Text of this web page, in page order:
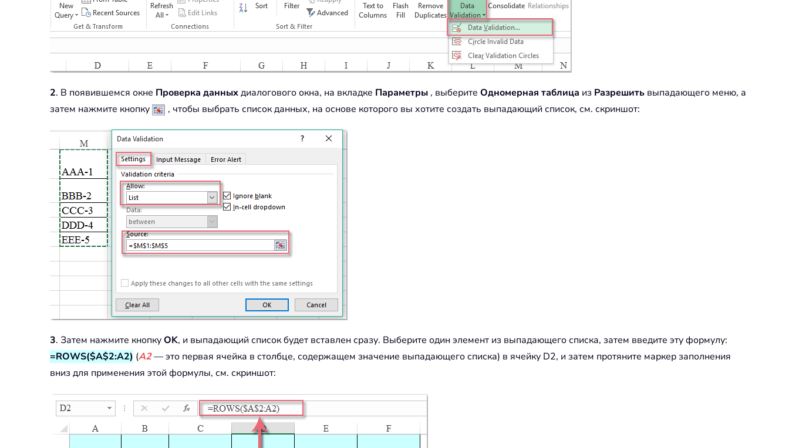
2. В появившемся окне Проверка данныхдиалогового окна, на вкладке Параметры , выберите Одномерная таблица из Разрешить выпадающего меню, а
затем нажмите кнопку
, чтобы выбрать список данных, на основе которого вы хотите создать выпадающий список, см. скриншот:
3. Затем нажмите кнопкуOK, и выпадающий список будет вставлен сразу. Выберите один элемент из выпадающего списка, затем введите эту формулу:
=ROWS($A$2:A2) (A2— это первая ячейка в столбце, содержащем значение выпадающего списка) в ячейку D2, и затем протяните маркер заполнения
вниз для применения этой формулы, см. скриншот: